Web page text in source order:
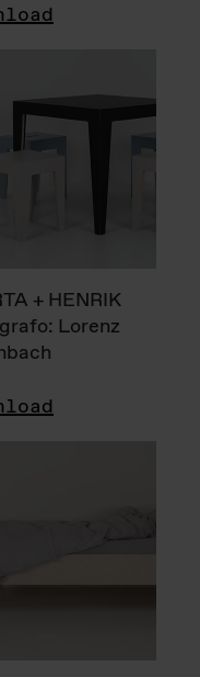
+ HENRIK
Lorenz